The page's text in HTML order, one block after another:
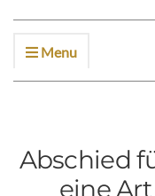
Menu
Abschied
eine